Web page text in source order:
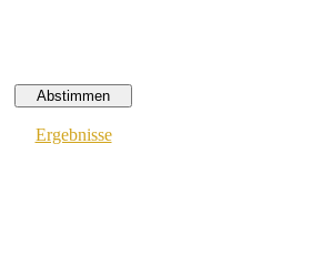
Ergebnisse